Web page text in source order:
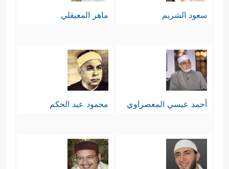
سعود الشريم ماهر المعيقلي
أحمد عيسي المعصراوي محمود عبد الحكم